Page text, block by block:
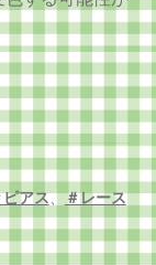
アス、＃レース